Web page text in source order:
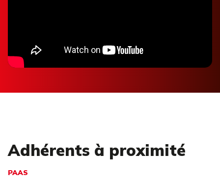
Adhérents à proximité
PAAS